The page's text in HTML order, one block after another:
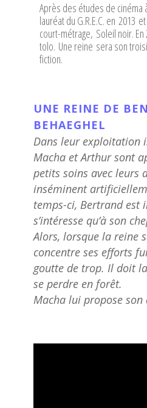
Après des études de cinéma
lauréat du G.R.E.C. en 2013
court-métrage, Soleil noir.
tolo. Une reine sera son
fiction.
UNE REINE DE
BEHAEGHEL
Dans leur exploitation
Macha et Arthur sont
petits soins avec leurs
inséminent
temps-ci, Bertrand est
s’intéresse qu’à son
Alors, lorsque la reine
concentre ses efforts
goutte de trop. Il doit
se perdre en forêt.
Macha lui propose son